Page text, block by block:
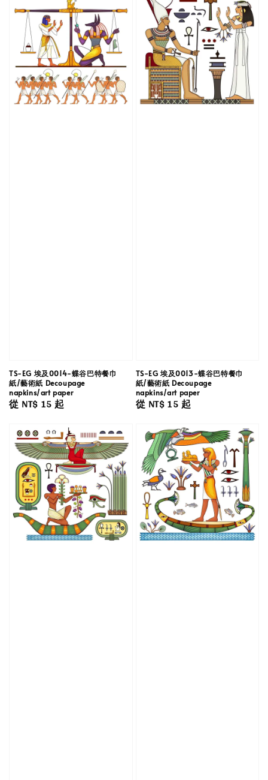
TS-EG 埃及0014-蝶谷巴特餐巾
紙/藝術紙 Decoupage
napkins/art paper
Regular
從 NT$ 15起
TS-EG 埃及0013-蝶谷巴特餐巾
紙/藝術紙 Decoupage
napkins/art paper
Regular
從 NT$ 15起